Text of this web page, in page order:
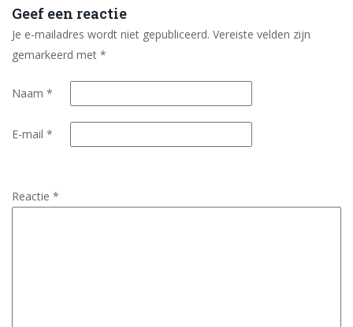
Geef een reactie
Je e-mailadres wordt niet gepubliceerd. Vereiste velden zijn
gemarkeerd met *
Naam *
E-mail *
Reactie *